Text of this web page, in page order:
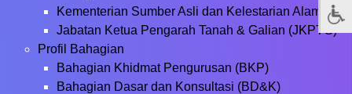
Kementerian Sumber Asli dan Kelestarian Alam
Jabatan Ketua Pengarah Tanah & Galian (JKPTG)
Profil Bahagian
Bahagian Khidmat Pengurusan (BKP)
Bahagian Dasar dan Konsultasi (BD&K)